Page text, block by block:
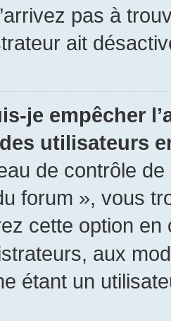
pas à
ait
je empêcher
utilisateurs
de contrôle
forum », vous
cette option
aux
étant un